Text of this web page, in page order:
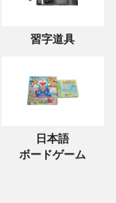
習字道具
日本語
ボードゲーム